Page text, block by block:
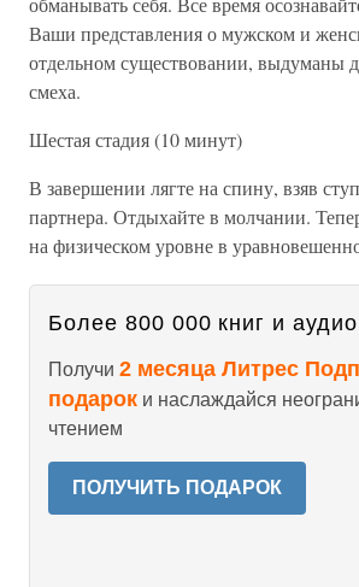
Ваши представления о мужском и
отдельном существовании, выдуманы
смеха.
Шестая стадия (10 минут)
В завершении лягте на спину, взяв
партнера. Отдыхайте в молчании.
на физическом уровне в
Более 800 000 книг и
Получи 2 месяца Литрес
подарок и наслаждайся
чтением
ПОЛУЧИТЬ ПОДАРОК